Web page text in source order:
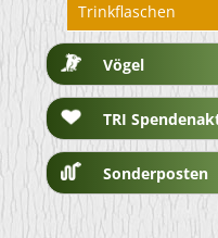
Trinkflaschen
Vögel
TRI
Sonderposten